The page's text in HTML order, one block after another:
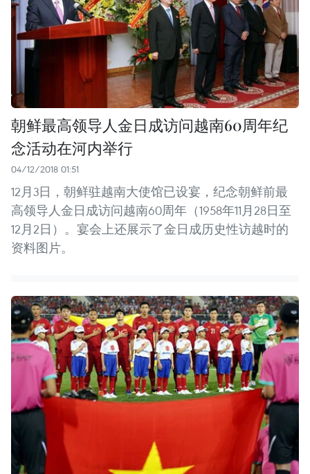
朝鲜最高领导人金日成访问越南60周年纪
念活动在河内举行
04/12/2018 01:51
12月3日，朝鲜驻越南大使馆已设宴，纪念朝鲜前最
高领导人金日成访问越南60周年（1958年11月28日至
12月2日）。宴会上还展示了金日成历史性访越时的
资料图片。